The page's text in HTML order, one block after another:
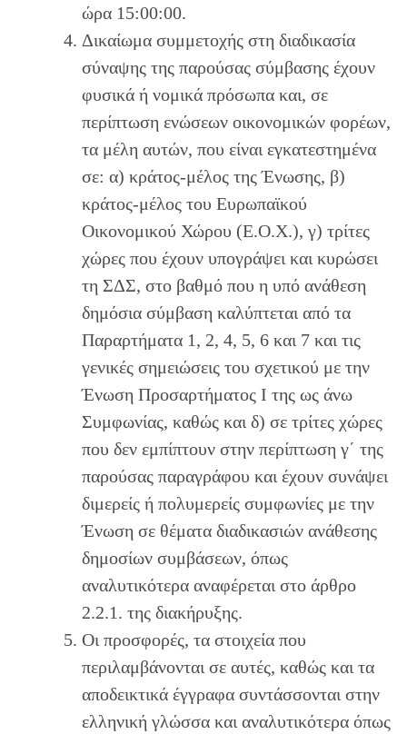
ώρα 15:00:00.
Δικαίωμα συμμετοχής στη διαδικασία
σύναψης της παρούσας σύμβασης έχουν
φυσικά ή νομικά πρόσωπα και, σε
περίπτωση ενώσεων οικονομικών φορέων,
τα μέλη αυτών, που είναι εγκατεστημένα
σε: α) κράτος-μέλος της Ένωσης, β)
κράτος-μέλος του Ευρωπαϊκού
Οικονομικού Χώρου (Ε.Ο.Χ.), γ) τρίτες
χώρες που έχουν υπογράψει και κυρώσει
τη ΣΔΣ, στο βαθμό που η υπό ανάθεση
δημόσια σύμβαση καλύπτεται από τα
Παραρτήματα 1, 2, 4, 5, 6 και 7 και τις
γενικές σημειώσεις του σχετικού με την
Ένωση Προσαρτήματος I της ως άνω
Συμφωνίας, καθώς και δ) σε τρίτες χώρες
που δεν εμπίπτουν στην περίπτωση γ΄ της
παρούσας παραγράφου και έχουν συνάψει
διμερείς ή πολυμερείς συμφωνίες με την
Ένωση σε θέματα διαδικασιών ανάθεσης
δημοσίων συμβάσεων, όπως
αναλυτικότερα αναφέρεται στο άρθρο
2.2.1. της διακήρυξης.
Οι προσφορές, τα στοιχεία που
περιλαμβάνονται σε αυτές, καθώς και τα
αποδεικτικά έγγραφα συντάσσονται στην
ελληνική γλώσσα και αναλυτικότερα όπως